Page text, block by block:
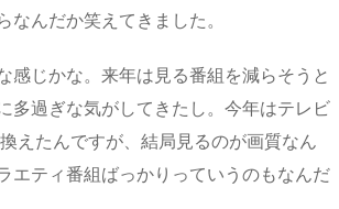
んだか笑えてきました。
感じかな。来年は見る番組を減らそうと
多過ぎな気がしてきたし。今年はテレビ
えたんですが、結局見るのが画質なん
エティ番組ばっかりっていうのもなんだ